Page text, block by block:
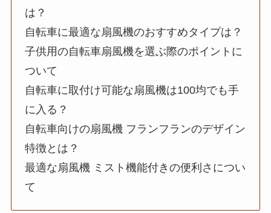
は？
自転車に最適な扇風機のおすすめタイプは？
子供用の自転車扇風機を選ぶ際のポイントに
ついて
自転車に取付け可能な扇風機は100均でも手
に入る？
自転車向けの扇風機 フランフランのデザイン
特徴とは？
最適な扇風機 ミスト機能付きの便利さについ
て